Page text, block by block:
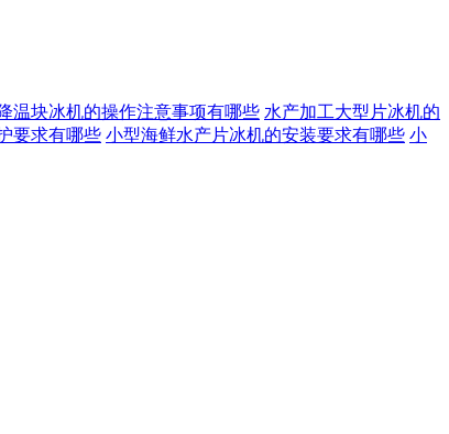
温块冰机的操作注意事项有哪些 水产加工大型片冰机的
要求有哪些 小型海鲜水产片冰机的安装要求有哪些 小